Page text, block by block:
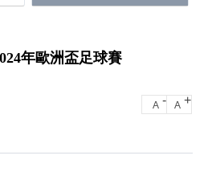
年歐洲盃足球賽
A - A +